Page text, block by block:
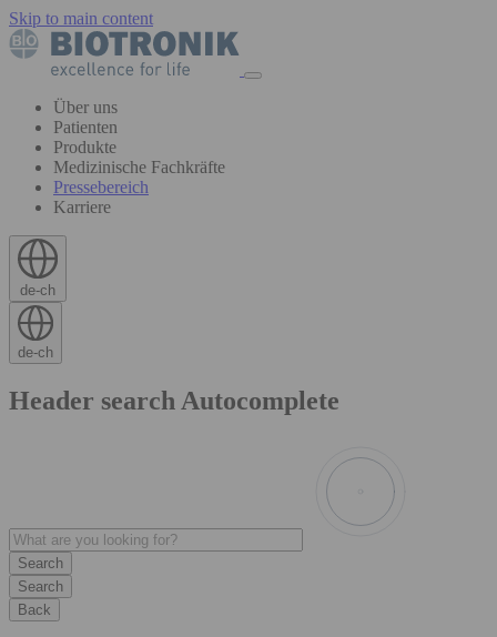
Skip to main content
Über uns
Patienten
Produkte
Medizinische Fachkräfte
Pressebereich
Karriere
de-ch
de-ch
Header search Autocomplete
Search
Back